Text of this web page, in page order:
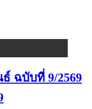
ฉบับที่ 9/2569